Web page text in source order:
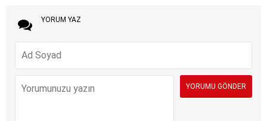
YORUM YAZ